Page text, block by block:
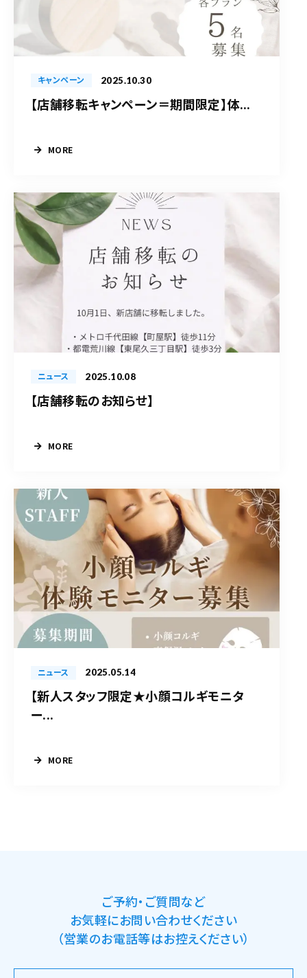
キャンペーン 2025.10.30
【店舗移転キャンペーン＝期間限定】体...
MORE
ニュース 2025.10.08
【店舗移転のお知らせ】
MORE
ニュース 2025.05.14
【新人スタッフ限定★小顔コルギモニタ
ー...
MORE
ご予約・ご質問など
お気軽にお問い合わせください
（営業のお電話等はお控えください）